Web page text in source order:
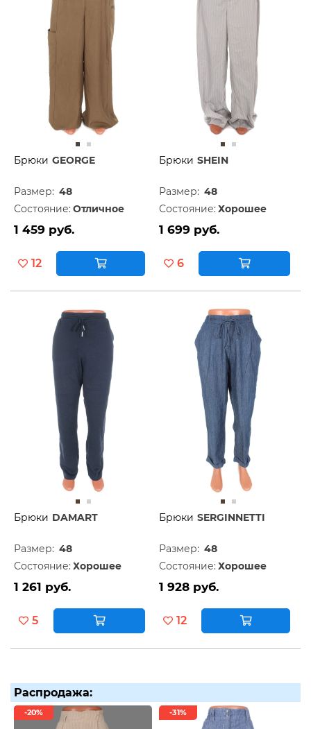
Брюки GEORGE
Размер: 48
Состояние: Отличное
1 459 руб.
12
Брюки SHEIN
Размер: 48
Состояние: Хорошее
1 699 руб.
6
Брюки DAMART
Размер: 48
Состояние: Хорошее
1 261 руб.
5
Брюки SERGINNETTI
Размер: 48
Состояние: Хорошее
1 928 руб.
12
Распродажа:
-20% -31%